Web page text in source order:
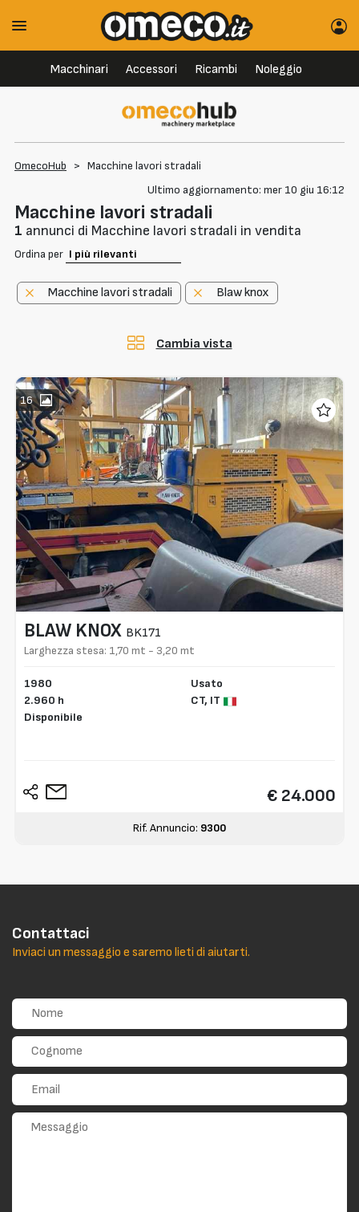
Macchinari Accessori Ricambi Noleggio
OmecoHub > Macchine lavori stradali
Ultimo aggiornamento: mer 10 giu 16:12
Macchine lavori stradali
1 annunci di Macchine lavori stradali in vendita
Ordina per
Macchine lavori stradali Blaw knox
Cambia vista
16
BLAW KNOX BK171
Larghezza stesa: 1,70 mt - 3,20 mt
1980
2.960 h
Disponibile
Usato
CT, IT
€ 24.000
Rif. Annuncio: 9300
Contattaci
Inviaci un messaggio e saremo lieti di aiutarti.